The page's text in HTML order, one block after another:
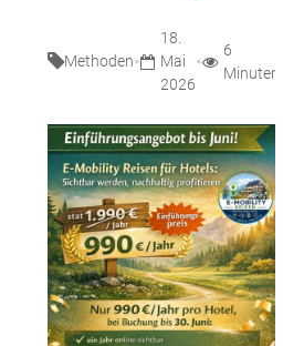
Methoden•
18.
Mai
2026
•
6
Minuten